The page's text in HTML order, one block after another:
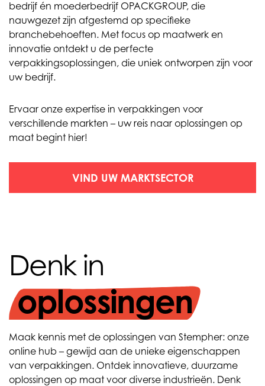
bedrijf én moederbedrijf OPACKGROUP, die
nauwgezet zijn afgestemd op specifieke
branchebehoeften. Met focus op maatwerk en
innovatie ontdekt u de perfecte
verpakkingsoplossingen, die uniek ontworpen zijn voor
uw bedrijf.
Ervaar onze expertise in verpakkingen voor
verschillende markten – uw reis naar oplossingen op
maat begint hier!
VIND UW MARKTSECTOR
Denk in
oplossingen
Maak kennis met de oplossingen van Stempher: onze
online hub – gewijd aan de unieke eigenschappen
van verpakkingen. Ontdek innovatieve, duurzame
oplossingen op maat voor diverse industrieën. Denk